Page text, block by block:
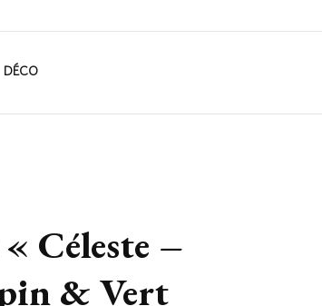
DÉCO
Céleste –
& Vert